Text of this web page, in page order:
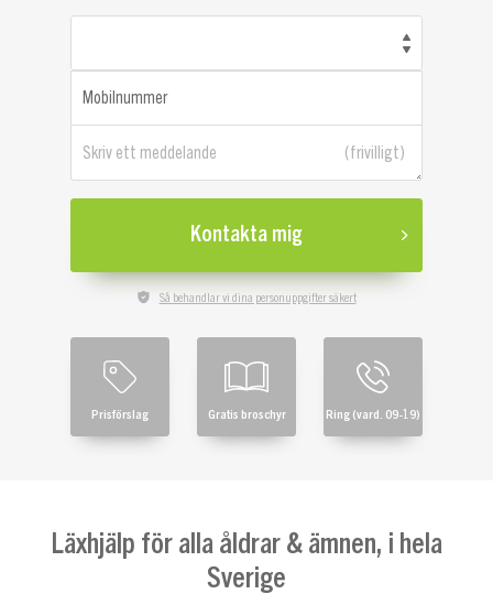
Mobilnummer
Skriv ett meddelande
Kontakta mig
Så behandlar vi dina personuppgifter säkert
Prisförslag Gratis broschyr Ring (vard. 09-19)
Läxhjälp för alla åldrar & ämnen, i hela
Sverige